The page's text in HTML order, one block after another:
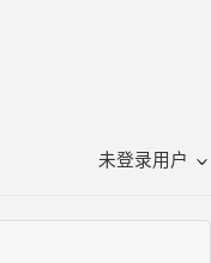
未登录用户